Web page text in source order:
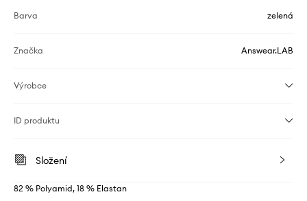
Barva zelená
Značka Answear.LAB
Výrobce
ID produktu
Složení
82 % Polyamid, 18 % Elastan